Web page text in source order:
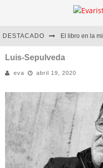
DESTACADO
Marcelo Rubio
Diego Meret |
Alejandra
Luis-Sepulveda
eva abril 19, 2020